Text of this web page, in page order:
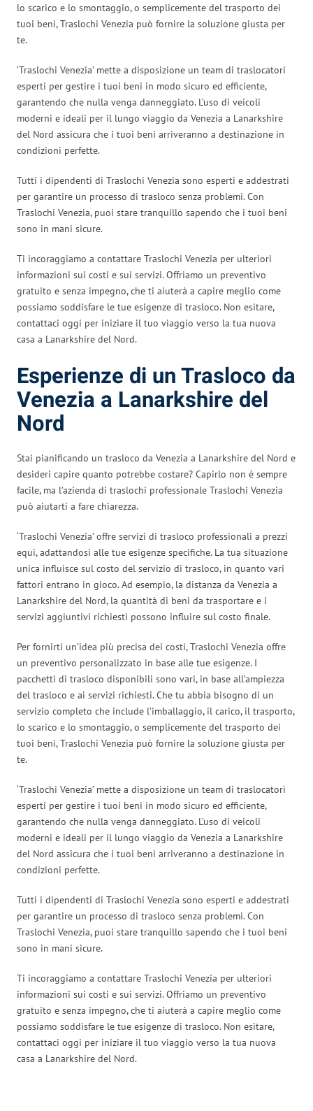
lo scarico e lo smontaggio, o semplicemente del trasporto dei
tuoi beni, Traslochi Venezia può fornire la soluzione giusta per
te.
‘Traslochi Venezia’ mette a disposizione un team di traslocatori
esperti per gestire i tuoi beni in modo sicuro ed efficiente,
garantendo che nulla venga danneggiato. L’uso di veicoli
moderni e ideali per il lungo viaggio da Venezia a Lanarkshire
del Nord assicura che i tuoi beni arriveranno a destinazione in
condizioni perfette.
Tutti i dipendenti di Traslochi Venezia sono esperti e addestrati
per garantire un processo di trasloco senza problemi. Con
Traslochi Venezia, puoi stare tranquillo sapendo che i tuoi beni
sono in mani sicure.
Ti incoraggiamo a contattare Traslochi Venezia per ulteriori
informazioni sui costi e sui servizi. Offriamo un preventivo
gratuito e senza impegno, che ti aiuterà a capire meglio come
possiamo soddisfare le tue esigenze di trasloco. Non esitare,
contattaci oggi per iniziare il tuo viaggio verso la tua nuova
casa a Lanarkshire del Nord.
Esperienze di un Trasloco da
Venezia a Lanarkshire del
Nord
Stai pianificando un trasloco da Venezia a Lanarkshire del Nord e
desideri capire quanto potrebbe costare? Capirlo non è sempre
facile, ma l’azienda di traslochi professionale Traslochi Venezia
può aiutarti a fare chiarezza.
‘Traslochi Venezia’ offre servizi di trasloco professionali a prezzi
equi, adattandosi alle tue esigenze specifiche. La tua situazione
unica influisce sul costo del servizio di trasloco, in quanto vari
fattori entrano in gioco. Ad esempio, la distanza da Venezia a
Lanarkshire del Nord, la quantità di beni da trasportare e i
servizi aggiuntivi richiesti possono influire sul costo finale.
Per fornirti un’idea più precisa dei costi, Traslochi Venezia offre
un preventivo personalizzato in base alle tue esigenze. I
pacchetti di trasloco disponibili sono vari, in base all’ampiezza
del trasloco e ai servizi richiesti. Che tu abbia bisogno di un
servizio completo che include l’imballaggio, il carico, il trasporto,
lo scarico e lo smontaggio, o semplicemente del trasporto dei
tuoi beni, Traslochi Venezia può fornire la soluzione giusta per
te.
‘Traslochi Venezia’ mette a disposizione un team di traslocatori
esperti per gestire i tuoi beni in modo sicuro ed efficiente,
garantendo che nulla venga danneggiato. L’uso di veicoli
moderni e ideali per il lungo viaggio da Venezia a Lanarkshire
del Nord assicura che i tuoi beni arriveranno a destinazione in
condizioni perfette.
Tutti i dipendenti di Traslochi Venezia sono esperti e addestrati
per garantire un processo di trasloco senza problemi. Con
Traslochi Venezia, puoi stare tranquillo sapendo che i tuoi beni
sono in mani sicure.
Ti incoraggiamo a contattare Traslochi Venezia per ulteriori
informazioni sui costi e sui servizi. Offriamo un preventivo
gratuito e senza impegno, che ti aiuterà a capire meglio come
possiamo soddisfare le tue esigenze di trasloco. Non esitare,
contattaci oggi per iniziare il tuo viaggio verso la tua nuova
casa a Lanarkshire del Nord.